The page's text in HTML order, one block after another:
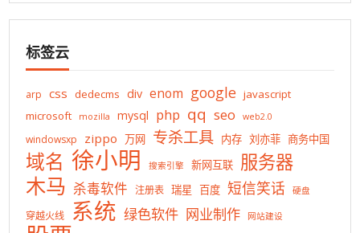
标签云
arp css dedecms div enom google javascript
microsoft
mozilla mysql php qq seo web2.0
windowsxp zippo 万网 专杀工具 内存 刘亦菲 商务中国
域名 徐小明 搜索引擎 新网互联 服务器
木马 杀毒软件 注册表 瑞星 百度 短信笑话 硬盘
穿越火线 系统 绿色软件 网业制作 网站建设